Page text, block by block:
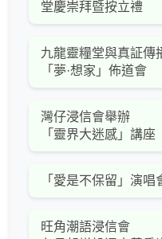
堂慶崇拜暨按立禮
九龍靈糧堂與真証傳
「夢·想家」佈道會
灣仔浸信會舉辦
「靈界大迷感」講座
「愛是不保留」演唱
旺角潮語浸信會